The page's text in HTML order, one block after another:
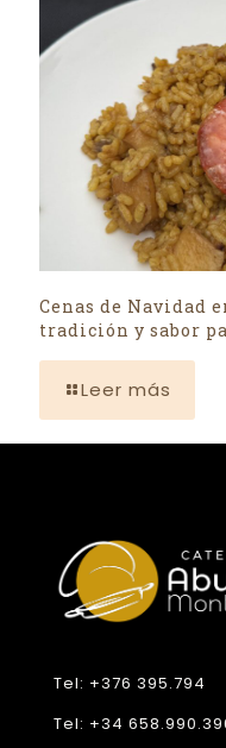
Cenas de Navidad
tradición y sabor
Leer más
Tel: +376 395.794
Tel: +34